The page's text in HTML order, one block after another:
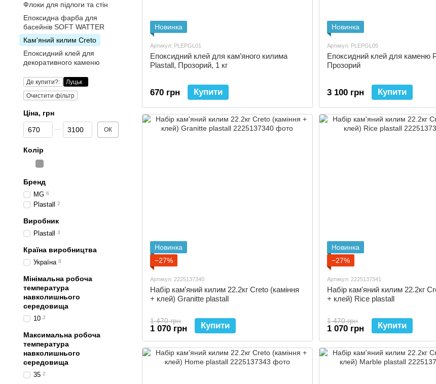
Новинка
Артикул: PLEPGL01
Епоксидний клей для кам’яного килима
Plastall, Прозорий, 1 кг
670 грн Купити
Новинка
Артикул: PLEPGL05
Епоксидний клей для каменю
Прозорий
3 100 грн Купити
Новинка
−27%
Артикул: 2225137340
Набір кам'яний килим 22.2кг Creto (каміння
+ клей) Granitte plastall
1 470 грн
1 070 грн Купити
Новинка
−27%
Артикул: 2225137341
Набір кам'яний килим 22.2кг
+ клей) Rice plastall
1 470 грн
1 070 грн Купити
Флоки для підлоги та стін
Епоксидна фарба для
басейнів SOFT WATTER
Кам'яний килим Creto
Епоксидний клей для
декоративного каменю
Де купити?:
Луцьк
Очистити фільтр
Ціна, грн
Від Ціна, грн
До Ціна, грн ОК
Колір
Бренд
MG 6
Plastall 2
Виробник
Plastall 3
Країна виробництва
Україна 8
Мінімальна робоча
температура
навколишнього
середовища
10 2
Максимальна робоча
температура
навколишнього
середовища
35 2